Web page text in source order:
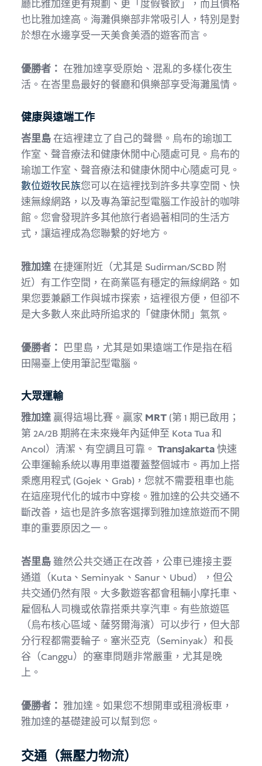
廳比雅加達更有規劃、更「度假餐飲」，而且價格
也比雅加達高。海灘俱樂部非常吸引人，特別是對
於想在水邊享受一天美食美酒的遊客而言。
優勝者： 在雅加達享受原始、混亂的多樣化夜生
活。在峇里島最好的餐廳和俱樂部享受海灘風情。
健康與遠端工作
峇里島在這裡建立了自己的聲譽。烏布的瑜珈工
作室、聲音療法和健康休閒中心隨處可見。烏布的
瑜珈工作室、聲音療法和健康休閒中心隨處可見。
數位遊牧民族您可以在這裡找到許多共享空間、快
速無線網路，以及專為筆記型電腦工作設計的咖啡
館。您會發現許多其他旅行者過著相同的生活方
式，讓這裡成為您聯繫的好地方。
雅加達在捷運附近（尤其是 Sudirman/SCBD 附
近）有工作空間，在商業區有穩定的無線網路。如
果您要兼顧工作與城市探索，這裡很方便，但卻不
是大多數人來此時所追求的「健康休閒」氣氛。
優勝者： 巴里島，尤其是如果遠端工作是指在稻
田陽臺上使用筆記型電腦。
大眾運輸
雅加達贏得這場比賽。贏家 MRT (第 1 期已啟用；
第 2A/2B 期將在未來幾年內延伸至 Kota Tua 和
Ancol）清潔、有空調且可靠。 TransJakarta快速
公車運輸系統以專用車道覆蓋整個城市。再加上搭
乘應用程式 (Gojek、Grab)，您就不需要租車也能
在這座現代化的城市中穿梭。雅加達的公共交通不
斷改善，這也是許多旅客選擇到雅加達旅遊而不開
車的重要原因之一。
峇里島雖然公共交通正在改善，公車已連接主要
通道（Kuta、Seminyak、Sanur、Ubud），但公
共交通仍然有限。大多數遊客都會租輛小摩托車、
雇個私人司機或依靠搭乘共享汽車。有些旅遊區
（烏布核心區域、薩努爾海濱）可以步行，但大部
分行程都需要輪子。塞米亞克（Seminyak）和長
谷（Canggu）的塞車問題非常嚴重，尤其是晚
上。
優勝者： 雅加達。如果您不想開車或租滑板車，
雅加達的基礎建設可以幫到您。
交通（無壓力物流）